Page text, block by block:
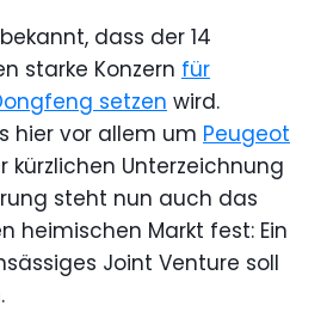
dass der 14
starke Konzern für
setzen wird.
hier vor allem um Peugeot
kürzlichen Unterzeichnung
steht nun auch das
heimischen Markt fest: Ein
Joint Venture soll